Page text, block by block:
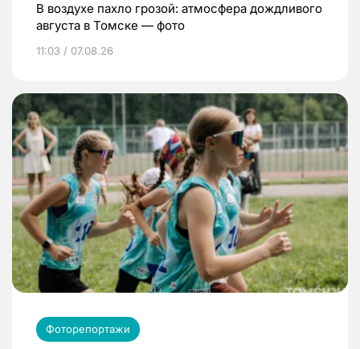
В воздухе пахло грозой: атмосфера дождливого
августа в Томске — фото
11:03 / 07.08.26
Фоторепортажи